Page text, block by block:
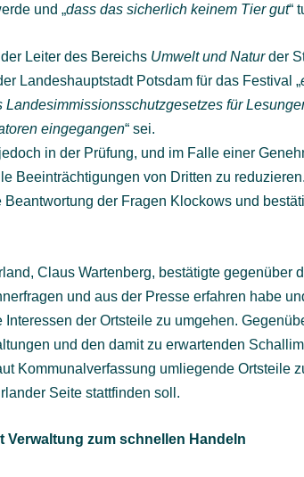
und „dass das sicherlich keinem Tier gut“
Leiter des Bereichs Umwelt und Naturder
Landeshauptstadt Potsdam für das Festival „
Landesimmissionsschutzgesetzes für
eingegangen“ sei.
in der Prüfung, und im Falle einer
Beeinträchtigungen von Dritten zu reduzieren.
der Fragen Klockows und
Claus Wartenberg, bestätigte gegenüber
und aus der Presse erfahren habe
der Ortsteile zu umgehen.
und den damit zu erwartenden
Kommunalverfassung umliegende Ortsteile
Seite stattfinden soll.
Verwaltung zum schnellen Handeln